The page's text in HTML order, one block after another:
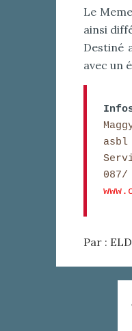
Le
ainsi
Destiné
avec un
asbl
Par : ELD